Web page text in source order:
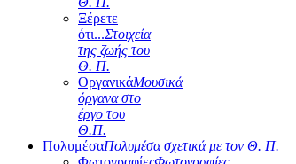
Ξέρετε
ότι...Στοιχεία
της ζωής του
Θ. Π.
ΟργανικάΜουσικά
όργανα στο
έργο του
Θ.Π.
ΠολυμέσαΠολυμέσα σχετικά με τον Θ. Π.